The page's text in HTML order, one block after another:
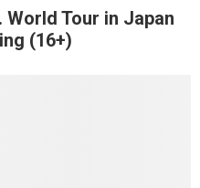
World Tour in Japan
(16+)